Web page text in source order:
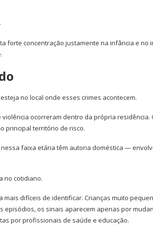
forte concentração justamente na infância e no
no local onde esses crimes acontecem.
violência ocorreram dentro da própria
principal território de risco.
faixa etária têm autoria doméstica —
no cotidiano.
mais difíceis de identificar. Crianças muito
episódios, os sinais aparecem apenas por
por profissionais de saúde e educação.